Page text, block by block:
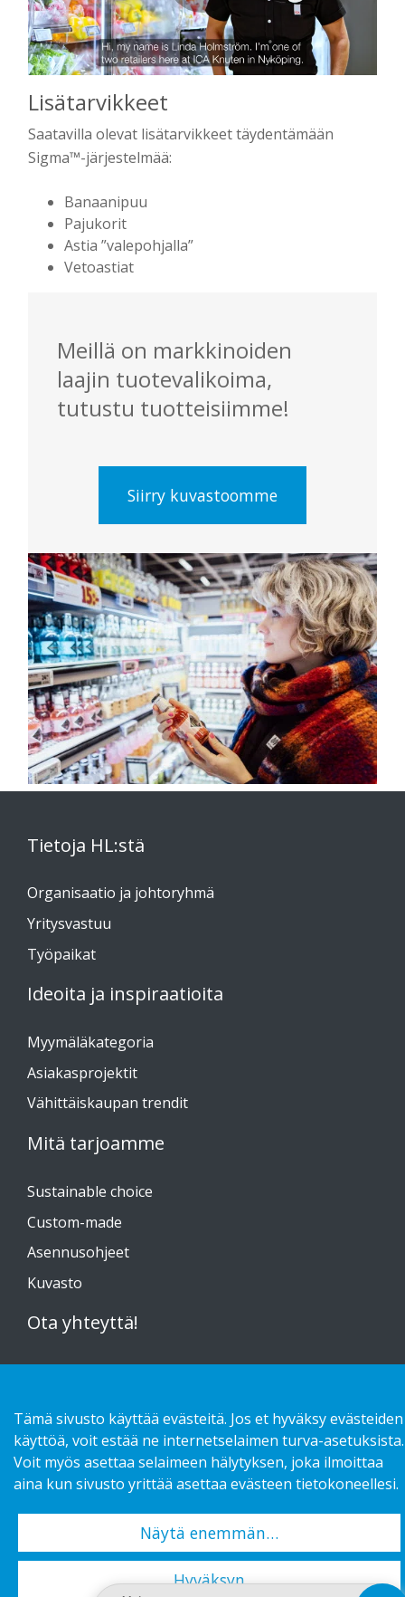
Lisätarvikkeet
Saatavilla olevat lisätarvikkeet täydentämään
Sigma™-järjestelmää:
Banaanipuu
Pajukorit
Astia ”valepohjalla”
Vetoastiat
Meillä on markkinoiden
laajin tuotevalikoima,
tutustu tuotteisiimme!
Siirry kuvastoomme
Tietoja HL:stä
Organisaatio ja johtoryhmä
Yritysvastuu
Työpaikat
Ideoita ja inspiraatioita
Myymäläkategoria
Asiakasprojektit
Vähittäiskaupan trendit
Mitä tarjoamme
Sustainable choice
Custom-made
Asennusohjeet
Kuvasto
Ota yhteyttä!
Tietosuojaseloste
Copyright 2026 HL Display AB. All rights reserved.
Tämä sivusto käyttää evästeitä. Jos et hyväksy evästeiden
käyttöä, voit estää ne internetselaimen turva-asetuksista.
Voit myös asettaa selaimeen hälytyksen, joka ilmoittaa
aina kun sivusto yrittää asettaa evästeen tietokoneellesi.
Näytä enemmän…
Hyväksyn